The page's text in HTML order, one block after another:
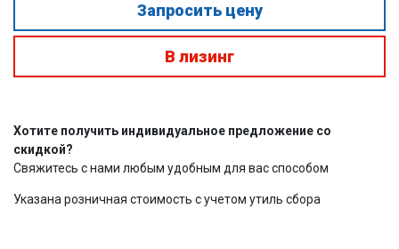
Запросить цену
В лизинг
Хотите получить индивидуальное предложение со
скидкой?
Свяжитесь с нами любым удобным для вас способом
Указана розничная стоимость с учетом утиль сбора